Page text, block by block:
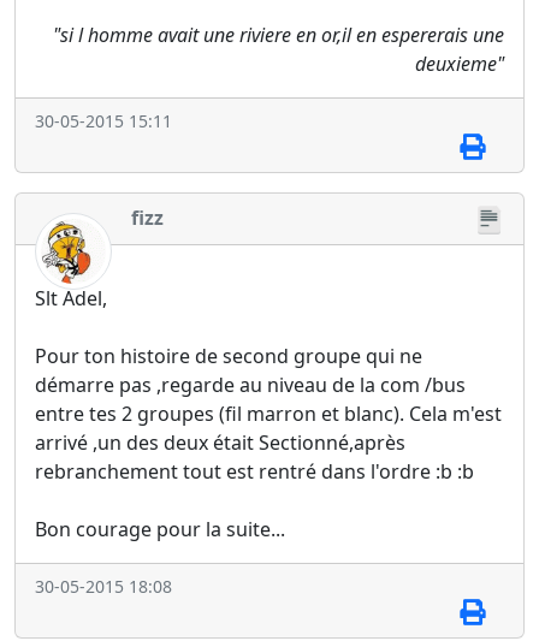
"si l homme avait une riviere en or,il en espererais une
deuxieme"
30-05-2015 15:11
fizz
Slt Adel,
Pour ton histoire de second groupe qui ne
démarre pas ,regarde au niveau de la com /bus
entre tes 2 groupes (fil marron et blanc). Cela m'est
arrivé ,un des deux était Sectionné,après
rebranchement tout est rentré dans l'ordre :b :b
Bon courage pour la suite...
30-05-2015 18:08